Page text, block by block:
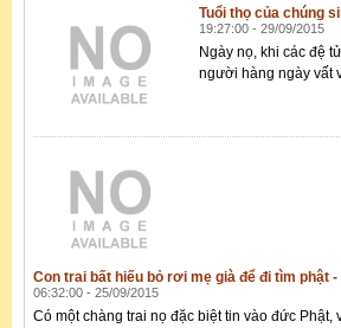
Tuổi thọ của chúng
19:27:00 - 29/09/2015
Ngày nọ, khi các đệ
người hàng ngày vất
Con trai bất hiếu bỏ rơi mẹ già để đi tìm
06:32:00 - 25/09/2015
Có một chàng trai nọ đặc biệt tin vào đức